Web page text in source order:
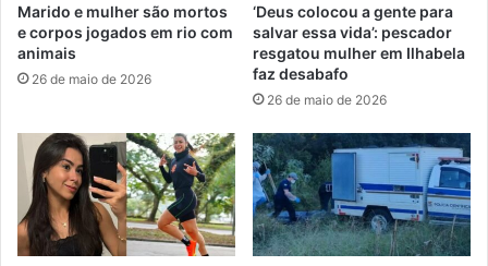
Marido e mulher são mortos
e corpos jogados em rio com
animais
26 de maio de 2026
‘Deus colocou a gente para
salvar essa vida’: pescador
resgatou mulher em Ilhabela
faz desabafo
26 de maio de 2026